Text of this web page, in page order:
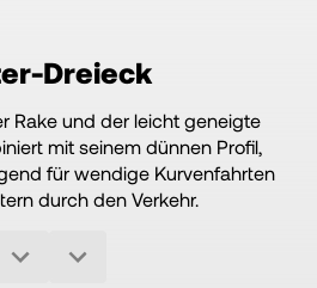
Dreieck
Rake und der leicht geneigte
mit seinem dünnen Profil,
für wendige Kurvenfahrten
durch den Verkehr.